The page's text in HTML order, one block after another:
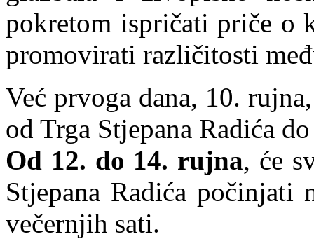
pokretom ispričati priče o
promovirati različitosti
Već prvoga dana, 10.
od Trga Stjepana Radića
Od 12. do 14. rujna, će
Stjepana Radića
večernjih sati.